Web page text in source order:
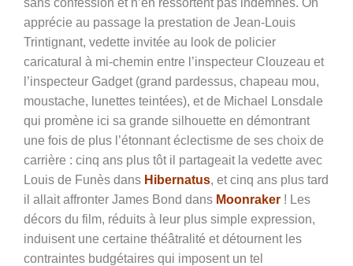
apprécie au passage la prestation de Jean-Louis
Trintignant, vedette invitée au look de policier
caricatural à mi-chemin entre l’inspecteur Clouzeau et
l’inspecteur Gadget (grand pardessus, chapeau mou,
moustache, lunettes teintées), et de Michael Lonsdale
qui promène ici sa grande silhouette en démontrant
une fois de plus l’étonnant éclectisme de ses choix de
carrière : cinq ans plus tôt il partageait la vedette avec
Louis de Funès dans Hibernatus, et cinq ans plus tard
il allait affronter James Bond dans Moonraker ! Les
décors du film, réduits à leur plus simple expression,
induisent une certaine théâtralité et détournent les
contraintes budgétaires qui imposent un tel